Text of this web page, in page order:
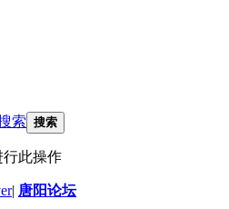
索 搜索
行此操作
| 唐阳论坛